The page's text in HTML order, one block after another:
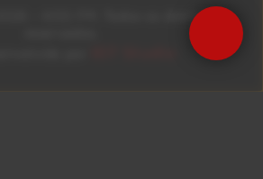
– KISS FM. Todos os direitos